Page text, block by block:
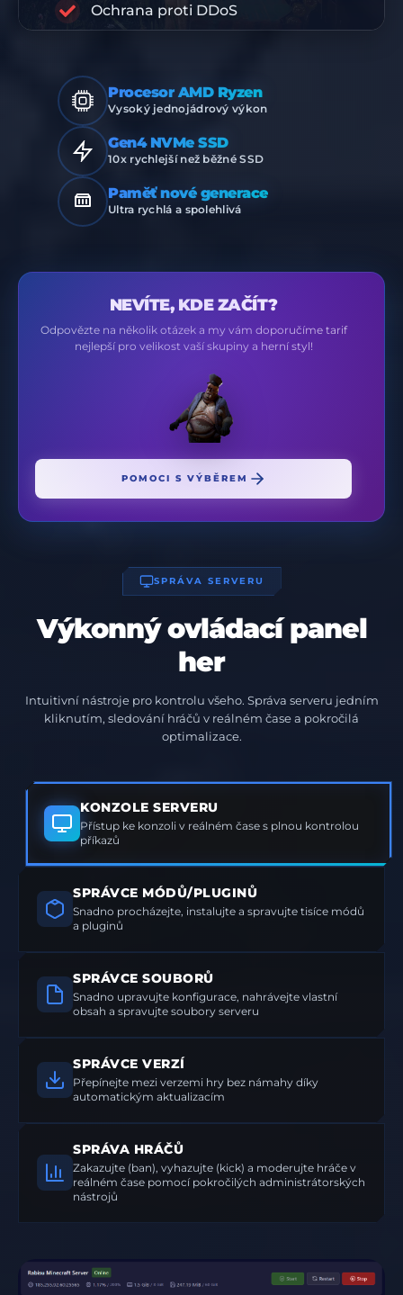
Ochrana proti DDoS
Procesor AMD Ryzen
Vysoký jednojádrový výkon
Gen4 NVMe SSD
10x rychlejší než běžné SSD
Paměť nové generace
Ultra rychlá a spolehlivá
NEVÍTE, KDE ZAČÍT?
Odpovězte na několik otázek a my vám doporučíme tarif
nejlepší pro velikost vaší skupiny a herní styl!
POMOCI S VÝBĚREM
SPRÁVA SERVERU
Výkonný ovládací panel
her
Intuitivní nástroje pro kontrolu všeho. Správa serveru jedním
kliknutím, sledování hráčů v reálném čase a pokročilá
optimalizace.
KONZOLE SERVERU
Přístup ke konzoli v reálném čase s plnou kontrolou
příkazů
SPRÁVCE MÓDŮ/PLUGINŮ
Snadno procházejte, instalujte a spravujte tisíce módů
a pluginů
SPRÁVCE SOUBORŮ
Snadno upravujte konfigurace, nahrávejte vlastní
obsah a spravujte soubory serveru
SPRÁVCE VERZÍ
Přepínejte mezi verzemi hry bez námahy díky
automatickým aktualizacím
SPRÁVA HRÁČŮ
Zakazujte (ban), vyhazujte (kick) a moderujte hráče v
reálném čase pomocí pokročilých administrátorských
nástrojů